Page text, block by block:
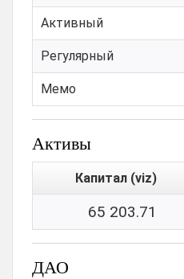
Активный
Регулярный
Мемо
Активы
Капитал (viz)
65 203.71
ДАО